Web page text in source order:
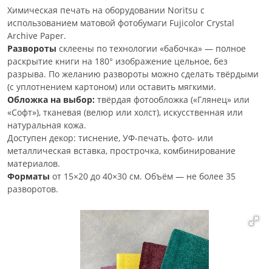
Химическая печать на оборудовании Noritsu с
использованием матовой фотобумаги Fujicolor Crystal
Archive Paper.
Развороты склеены по технологии «бабочка» — полное
раскрытие книги на 180° изображение цельное, без
разрыва. По желанию развороты можно сделать твёрдыми
(с уплотнением картоном) или оставить мягкими.
Обложка на выбор: твёрдая фотообложка («Глянец» или
«Софт»), тканевая (велюр или холст), искусственная или
натуральная кожа.
Доступен декор: тиснение, УФ-печать, фото- или
металлическая вставка, прострочка, комбинирование
материалов.
Форматы от 15×20 до 40×30 см. Объём — не более 35
разворотов.